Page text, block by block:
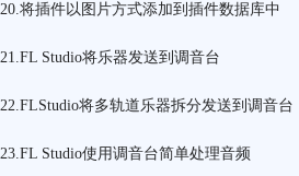
20.将插件以图片方式添加到插件数据库中
21.FL Studio将乐器发送到调音台
22.FLStudio将多轨道乐器拆分发送到调音台
23.FL Studio使用调音台简单处理音频